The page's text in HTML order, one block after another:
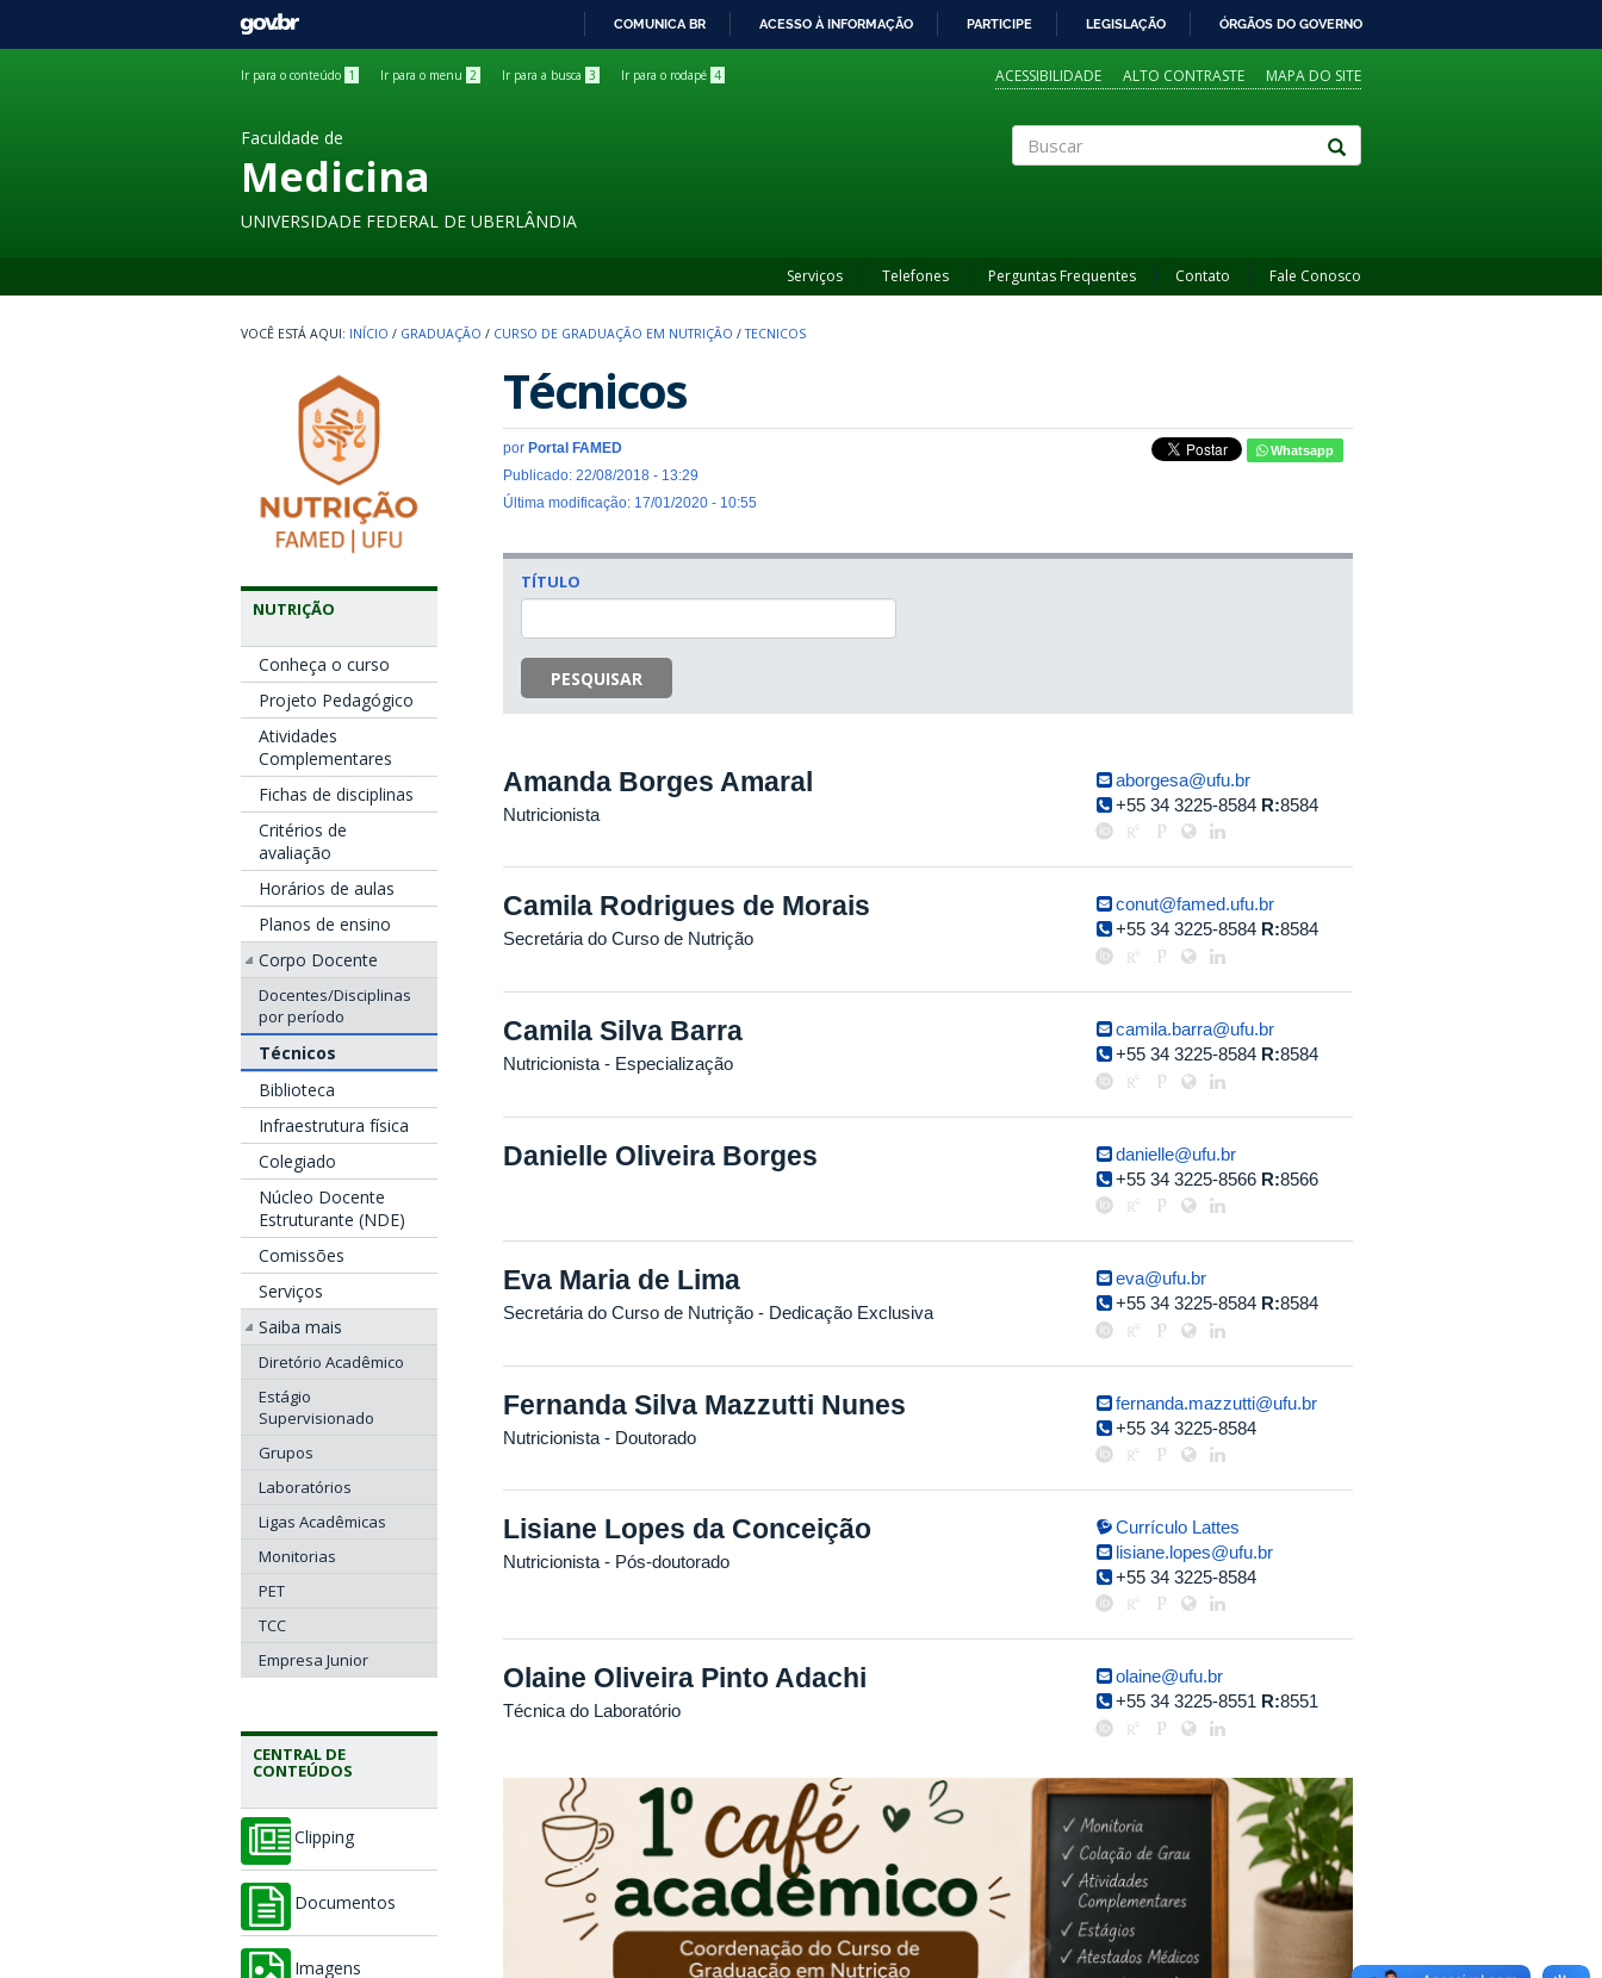
GOVBR
COMUNICA BR ACESSO À INFORMAÇÃO PARTICIPE LEGISLAÇÃO ÓRGÃOS DO GOVERNO
Ir para o conteúdo 1 Ir para o menu 2 Ir para a busca 3 Ir para o rodapé 4 ACESSIBILIDADE ALTO CONTRASTE MAPA DO SITE
Faculdade de
Medicina
UNIVERSIDADE FEDERAL DE UBERLÂNDIA
Serviços Telefones Perguntas Frequentes Contato Fale Conosco
INÍCIO / GRADUAÇÃO / CURSO DE GRADUAÇÃO EM NUTRIÇÃO / TECNICOS
NUTRIÇÃO
Conheça o curso
Projeto Pedagógico
Atividades
Complementares
Fichas de disciplinas
Critérios de
avaliação
Horários de aulas
Planos de ensino
Corpo Docente
Docentes/Disciplinas
por período
Técnicos
Biblioteca
Infraestrutura física
Colegiado
Núcleo Docente
Estruturante (NDE)
Comissões
Serviços
Saiba mais
Diretório Acadêmico
Estágio
Supervisionado
Grupos
Laboratórios
Ligas Acadêmicas
Monitorias
PET
TCC
Empresa Junior
CENTRAL DE
CONTEÚDOS
Clipping
Documentos
Imagens
Técnicos
por Portal FAMED
Publicado: 22/08/2018 - 13:29
Última modificação: 17/01/2020 - 10:55
Whatsapp
TÍTULO
PESQUISAR
Amanda Borges Amaral
Nutricionista
aborgesa@ufu.br
+55 34 3225-8584 R:8584
Camila Rodrigues de Morais
Secretária do Curso de Nutrição
conut@famed.ufu.br
+55 34 3225-8584 R:8584
Camila Silva Barra
Nutricionista - Especialização
camila.barra@ufu.br
+55 34 3225-8584 R:8584
Danielle Oliveira Borges
danielle@ufu.br
+55 34 3225-8566 R:8566
Eva Maria de Lima
Secretária do Curso de Nutrição - Dedicação Exclusiva
eva@ufu.br
+55 34 3225-8584 R:8584
Fernanda Silva Mazzutti Nunes
Nutricionista - Doutorado
fernanda.mazzutti@ufu.br
+55 34 3225-8584
Lisiane Lopes da Conceição
Nutricionista - Pós-doutorado
Currículo Lattes
lisiane.lopes@ufu.br
+55 34 3225-8584
Olaine Oliveira Pinto Adachi
Técnica do Laboratório
olaine@ufu.br
+55 34 3225-8551 R:8551
Previous Next